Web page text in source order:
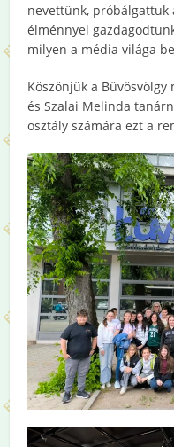
nevettünk, próbálgattuk
élménnyel
milyen a média világa
Köszönjük a
és Szalai Melinda
osztály számára ezt a